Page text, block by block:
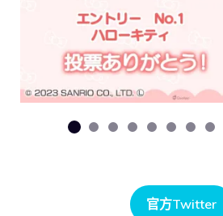
官方Twitter